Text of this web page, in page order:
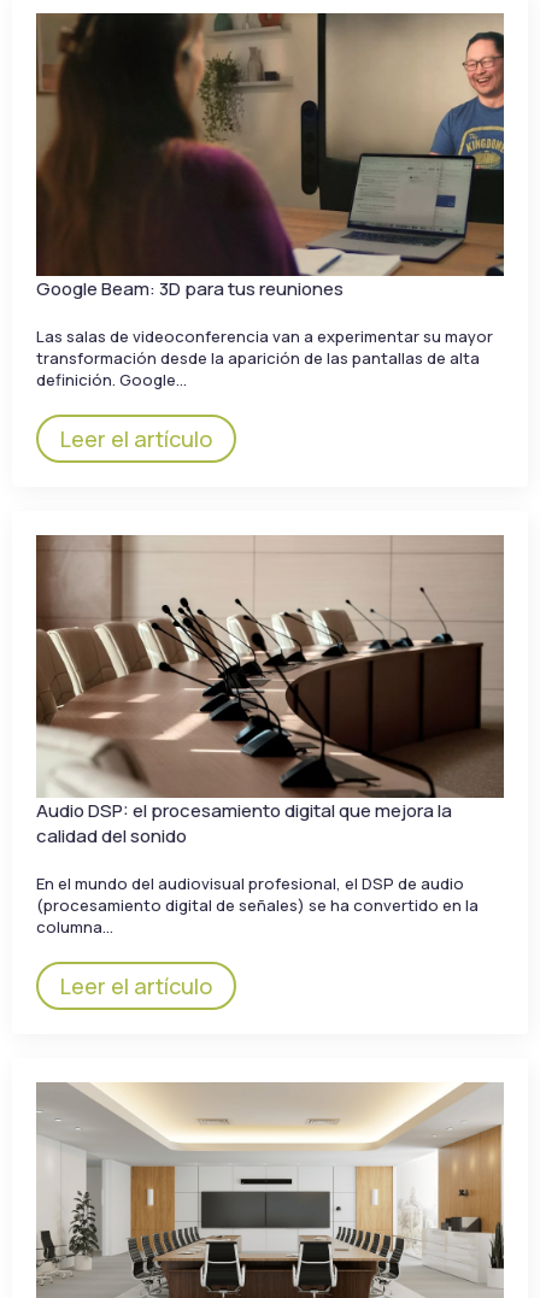
Google Beam: 3D para tus reuniones
Las salas de videoconferencia van a experimentar su mayor
transformación desde la aparición de las pantallas de alta
definición. Google…
Leer el artículo
Audio DSP: el procesamiento digital que mejora la
calidad del sonido
En el mundo del audiovisual profesional, el DSP de audio
(procesamiento digital de señales) se ha convertido en la
columna…
Leer el artículo